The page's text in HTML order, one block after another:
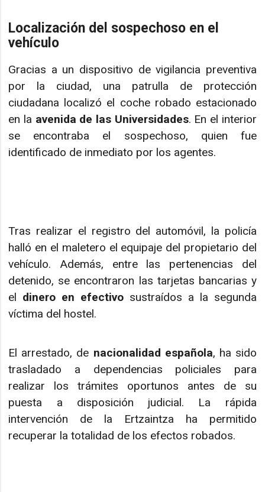
Localización del sospechoso en el
vehículo
Gracias a un dispositivo de vigilancia preventiva
por la ciudad, una patrulla de protección
ciudadana localizó el coche robado estacionado
en la avenida de las Universidades. En el interior
se encontraba el sospechoso, quien fue
identificado de inmediato por los agentes.
Tras realizar el registro del automóvil, la policía
halló en el maletero el equipaje del propietario del
vehículo. Además, entre las pertenencias del
detenido, se encontraron las tarjetas bancarias y
el dinero en efectivo sustraídos a la segunda
víctima del hostel.
El arrestado, de nacionalidad española, ha sido
trasladado a dependencias policiales para
realizar los trámites oportunos antes de su
puesta a disposición judicial. La rápida
intervención de la Ertzaintza ha permitido
recuperar la totalidad de los efectos robados.